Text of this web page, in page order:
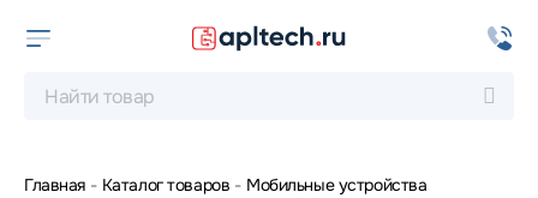
Главная Каталог товаров
Мобильные устройства